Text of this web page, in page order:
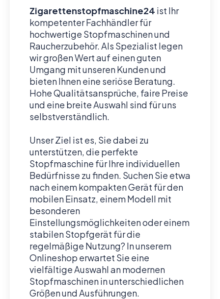
Zigarettenstopfmaschine24 ist Ihr
kompetenter Fachhändler für
hochwertige Stopfmaschinen und
Raucherzubehör. Als Spezialist legen
wir großen Wert auf einen guten
Umgang mit unseren Kunden und
bieten Ihnen eine seriöse Beratung.
Hohe Qualitätsansprüche, faire Preise
und eine breite Auswahl sind für uns
selbstverständlich.
Unser Ziel ist es, Sie dabei zu
unterstützen, die perfekte
Stopfmaschine für Ihre individuellen
Bedürfnisse zu finden. Suchen Sie etwa
nach einem kompakten Gerät für den
mobilen Einsatz, einem Modell mit
besonderen
Einstellungsmöglichkeiten oder einem
stabilen Stopfgerät für die
regelmäßige Nutzung? In unserem
Onlineshop erwartet Sie eine
vielfältige Auswahl an modernen
Stopfmaschinen in unterschiedlichen
Größen und Ausführungen.